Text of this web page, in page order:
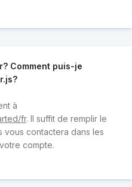
Comment puis-je
à
fr. Il suffit de remplir le
vous contactera dans les
compte.